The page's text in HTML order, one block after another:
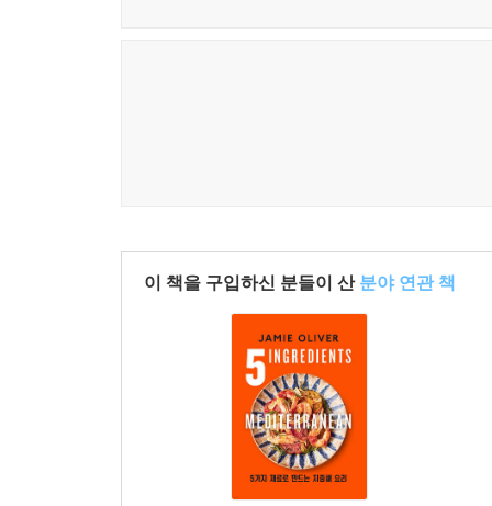
이 책을 구입하신 분들이 산 분야 연관 책